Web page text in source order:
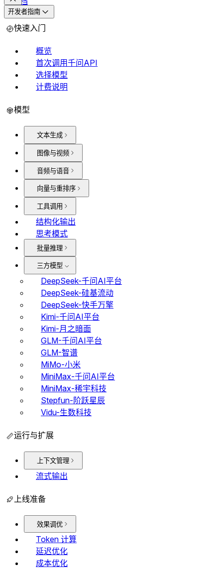
开发者指南
快速入门
概览
首次调用千问API
选择模型
计费说明
模型
文本生成
图像与视频
音频与语音
向量与重排序
工具调用
结构化输出
思考模式
批量推理
三方模型
DeepSeek-千问AI平台
DeepSeek-硅基流动
DeepSeek-快手万擎
Kimi-千问AI平台
Kimi-月之暗面
GLM-千问AI平台
GLM-智谱
MiMo-小米
MiniMax-千问AI平台
MiniMax-稀宇科技
Stepfun-阶跃星辰
Vidu-生数科技
运行与扩展
上下文管理
流式输出
上线准备
效果调优
Token 计算
延迟优化
成本优化